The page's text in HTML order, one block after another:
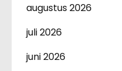
augustus 2026
juli 2026
juni 2026